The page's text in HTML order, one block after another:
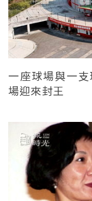
一座球場與一
場迎來封王